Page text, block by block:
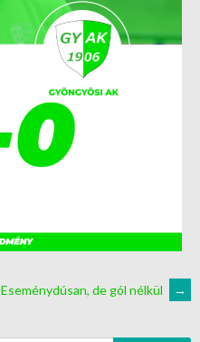
Eseménydúsan, de gól nélkül →